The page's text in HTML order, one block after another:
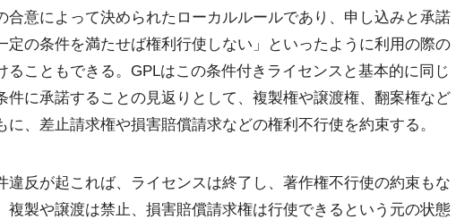
合意によって決められたローカルルールであり、申し込みと承諾
定の条件を満たせば権利行使しない」といったように利用の際の
ることもできる。GPLはこの条件付きライセンスと基本的に同じ
件に承諾することの見返りとして、複製権や譲渡権、翻案権など
、差止請求権や損害賠償請求などの権利不行使を約束する。
違反が起これば、ライセンスは終了し、著作権不行使の約束もな
複製や譲渡は禁止、損害賠償請求権は行使できるという元の状態